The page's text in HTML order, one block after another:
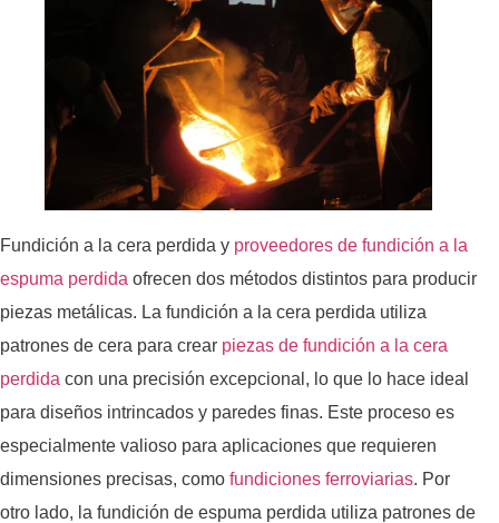
Fundición a la cera perdida y proveedores de fundición a la
espuma perdida ofrecen dos métodos distintos para producir
piezas metálicas. La fundición a la cera perdida utiliza
patrones de cera para crear piezas de fundición a la cera
perdida con una precisión excepcional, lo que lo hace ideal
para diseños intrincados y paredes finas. Este proceso es
especialmente valioso para aplicaciones que requieren
dimensiones precisas, como fundiciones ferroviarias. Por
otro lado, la fundición de espuma perdida utiliza patrones de